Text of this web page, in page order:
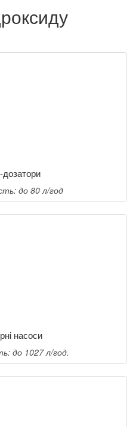
до 80 л/год
насоси
до 1027 л/год.